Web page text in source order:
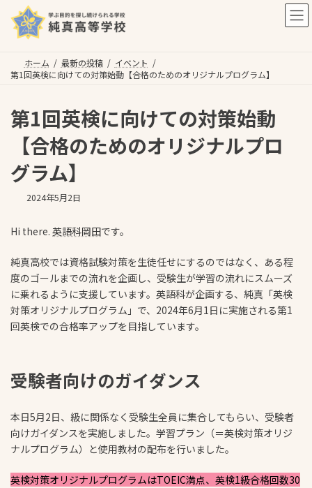
ホーム 最新の投稿
イベント
第1回英検に向けての対策始動【合格のためのオリジナルプログラム】
第1回英検に向けての対策始動
【合格のためのオリジナルプロ
グラム】
2024年5月2日
Hi there. 英語科岡田です。
純真高校では資格試験対策を生徒任せにするのではなく、ある程
度のゴールまでの流れを企画し、受験生が学習の流れにスムーズ
に乗れるように支援しています。英語科が企画する、純真「英検
対策オリジナルプログラム」で、2024年6月1日に実施される第1
回英検での合格率アップを目指しています。
受験者向けのガイダンス
本日5月2日、級に関係なく受験生全員に集合してもらい、受験者
向けガイダンスを実施しました。学習プラン（＝英検対策オリジ
ナルプログラム）と使用教材の配布を行いました。
英検対策オリジナルプログラムはTOEIC満点、英検1級合格回数30